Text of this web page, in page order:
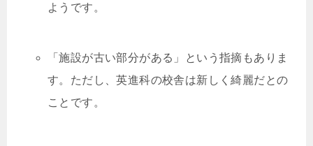
ようです。
「施設が古い部分がある」という指摘もありま
す。ただし、英進科の校舎は新しく綺麗だとの
ことです。